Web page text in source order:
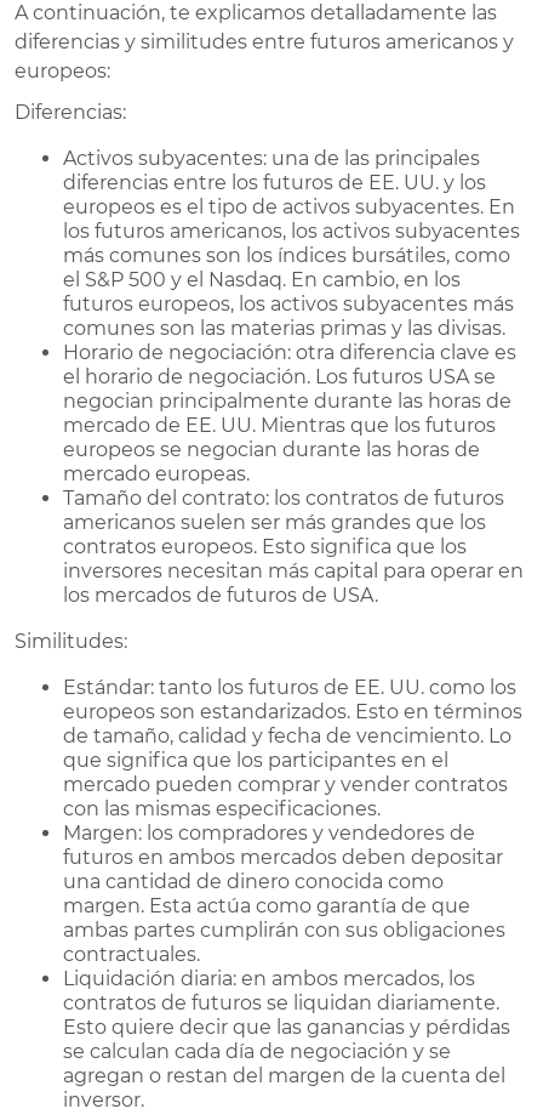
A continuación, te explicamos detalladamente las
diferencias y similitudes entre futuros americanos y
europeos:
Diferencias:
Activos subyacentes: una de las principales
diferencias entre los futuros de EE. UU. y los
europeos es el tipo de activos subyacentes. En
los futuros americanos, los activos subyacentes
más comunes son los índices bursátiles, como
el S&P 500 y el Nasdaq. En cambio, en los
futuros europeos, los activos subyacentes más
comunes son las materias primas y las divisas.
Horario de negociación: otra diferencia clave es
el horario de negociación. Los futuros USA se
negocian principalmente durante las horas de
mercado de EE. UU. Mientras que los futuros
europeos se negocian durante las horas de
mercado europeas.
Tamaño del contrato: los contratos de futuros
americanos suelen ser más grandes que los
contratos europeos. Esto significa que los
inversores necesitan más capital para operar en
los mercados de futuros de USA.
Similitudes:
Estándar: tanto los futuros de EE. UU. como los
europeos son estandarizados. Esto en términos
de tamaño, calidad y fecha de vencimiento. Lo
que significa que los participantes en el
mercado pueden comprar y vender contratos
con las mismas especificaciones.
Margen: los compradores y vendedores de
futuros en ambos mercados deben depositar
una cantidad de dinero conocida como
margen. Esta actúa como garantía de que
ambas partes cumplirán con sus obligaciones
contractuales.
Liquidación diaria: en ambos mercados, los
contratos de futuros se liquidan diariamente.
Esto quiere decir que las ganancias y pérdidas
se calculan cada día de negociación y se
agregan o restan del margen de la cuenta del
inversor.